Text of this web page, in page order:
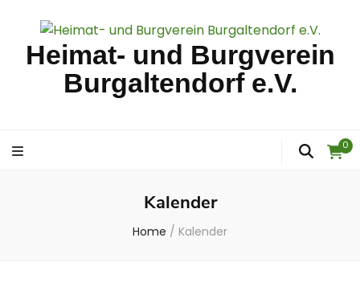
Heimat- und Burgverein
Burgaltendorf e.V.
0
Kalender
Home / Kalender